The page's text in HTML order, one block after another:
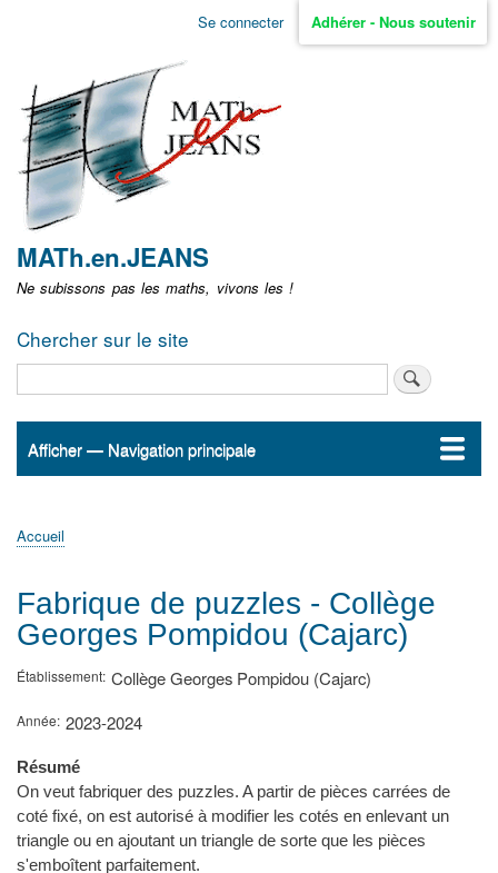
Aller
non
identifié
Se connecter Adhérer - Nous soutenir
MATh.en.JEANS
Ne subissons pas les maths, vivons les !
Chercher sur le site
Navigation
Afficher — Navigation principale
Accueil
ActualitésMATh.en.JEANS ?
Régions et Ateliers
Créer, gérer un atelier
Sujets/Publications
Congrès
d'Ariane
Accueil
Fabrique de puzzles - Collège
Georges Pompidou (Cajarc)
Établissement Collège Georges Pompidou (Cajarc)
Année 2023-2024
Résumé
On veut fabriquer des puzzles. A partir de pièces carrées de
coté fixé, on est autorisé à modifier les cotés en enlevant un
triangle ou en ajoutant un triangle de sorte que les pièces
s'emboîtent parfaitement.